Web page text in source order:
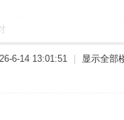
6-14 13:01:51 显示全部